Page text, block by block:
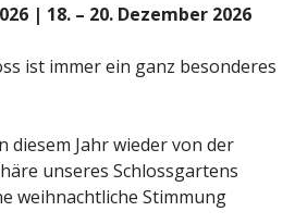
| 18. – 20. Dezember 2026
ist immer ein ganz besonderes
diesem Jahr wieder von der
unseres Schlossgartens
weihnachtliche Stimmung